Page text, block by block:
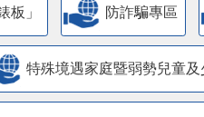
特殊境遇家庭暨弱勢兒童
苗栗縣政府新住民照顧輔導資